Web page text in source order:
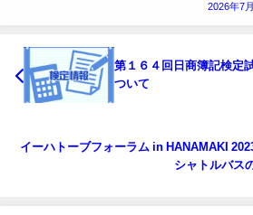
2026年7
第１６４回日商簿記検定
ついて
イーハトーブフォーラム in HANAMAKI
シャトルバス